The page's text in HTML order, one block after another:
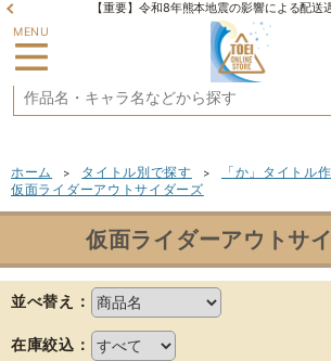
【重要】令和8年熊本地震の影響による配送
MENU
ホーム > タイトル別で探す > 「か」タイトル
仮面ライダーアウトサイダーズ
仮面ライダーアウトサ
並べ替え：
在庫絞込：